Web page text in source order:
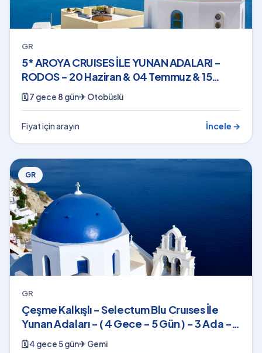
GR
5* AROYA CRUISES İLE YUNAN ADALARI -
RODOS - 20 Haziran & 04 Temmuz & 15
Ağustos 2026
🗓7 gece 8 gün✈Otobüslü
Fiyat için arayın İncele →
GR
GR
Çeşme Kalkışlı - Selectum Blu Cruıses İle
Yunan Adaları - ( 4 Gece - 5 Gün ) - 3 Ada -
2026
🗓4 gece 5 gün✈Gemi